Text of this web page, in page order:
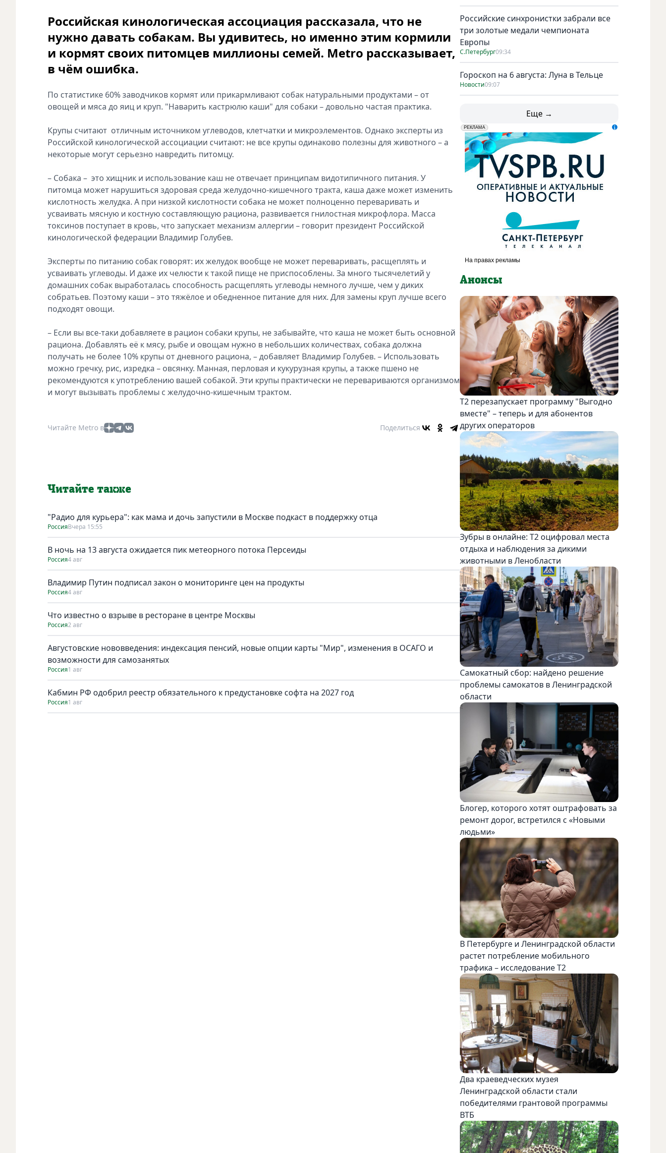
Российская кинологическая ассоциация рассказала, что не
нужно давать собакам. Вы удивитесь, но именно этим кормили
и кормят своих питомцев миллионы семей. Metro рассказывает,
в чём ошибка.
По статистике 60% заводчиков кормят или прикармливают собак натуральными продуктами – от
овощей и мяса до яиц и круп. "Наварить кастрюлю каши" для собаки – довольно частая практика.
Крупы считают отличным источником углеводов, клетчатки и микроэлементов. Однако эксперты из
Российской кинологической ассоциации считают: не все крупы одинаково полезны для животного – а
некоторые могут серьезно навредить питомцу.
– Собака – это хищник и использование каш не отвечает принципам видотипичного питания. У
питомца может нарушиться здоровая среда желудочно-кишечного тракта, каша даже может изменить
кислотность желудка. А при низкой кислотности собака не может полноценно переваривать и
усваивать мясную и костную составляющую рациона, развивается гнилостная микрофлора. Масса
токсинов поступает в кровь, что запускает механизм аллергии – говорит президент Российской
кинологической федерации Владимир Голубев.
Эксперты по питанию собак говорят: их желудок вообще не может переваривать, расщеплять и
усваивать углеводы. И даже их челюсти к такой пище не приспособлены. За много тысячелетий у
домашних собак выработалась способность расщеплять углеводы немного лучше, чем у диких
собратьев. Поэтому каши – это тяжёлое и обедненное питание для них. Для замены круп лучше всего
подходят овощи.
– Если вы все-таки добавляете в рацион собаки крупы, не забывайте, что каша не может быть основной
рациона. Добавлять её к мясу, рыбе и овощам нужно в небольших количествах, собака должна
получать не более 10% крупы от дневного рациона, – добавляет Владимир Голубев. – Использовать
можно гречку, рис, изредка – овсянку. Манная, перловая и кукурузная крупы, а также пшено не
рекомендуются к употреблению вашей собакой. Эти крупы практически не перевариваются организмом
и могут вызывать проблемы с желудочно-кишечным трактом.
Читайте Metro в Поделиться
Читайте также
"Радио для курьера": как мама и дочь запустили в Москве подкаст в поддержку отца
РоссияВчера 15:55
В ночь на 13 августа ожидается пик метеорного потока Персеиды
Россия4 авг
Владимир Путин подписал закон о мониторинге цен на продукты
Россия4 авг
Что известно о взрыве в ресторане в центре Москвы
Россия2 авг
Августовские нововведения: индексация пенсий, новые опции карты "Мир", изменения в ОСАГО и
возможности для самозанятых
Россия1 авг
Кабмин РФ одобрил реестр обязательного к предустановке софта на 2027 год
Россия1 авг
Российские синхронистки забрали все
три золотые медали чемпионата
Европы
С.Петербург09:34
Гороскоп на 6 августа: Луна в Тельце
Новости09:07
Еще →
erid: LdtCK5udn
РЕКЛАМА
АО "ГАТР", ИНН: 7841320717
Анонсы
Т2 перезапускает программу "Выгодно
вместе" – теперь и для абонентов
других операторов
Зубры в онлайне: Т2 оцифровал места
отдыха и наблюдения за дикими
животными в Ленобласти
Самокатный сбор: найдено решение
проблемы самокатов в Ленинградской
области
Блогер, которого хотят оштрафовать за
ремонт дорог, встретился с «Новыми
людьми»
В Петербурге и Ленинградской области
растет потребление мобильного
трафика – исследование T2
Два краеведческих музея
Ленинградской области стали
победителями грантовой программы
ВТБ